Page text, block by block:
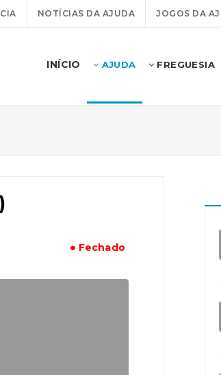
NOTÍCIAS DA AJUDA JOGOS DA
INÍCIO AJUDA FREGUESIA
● Fechado